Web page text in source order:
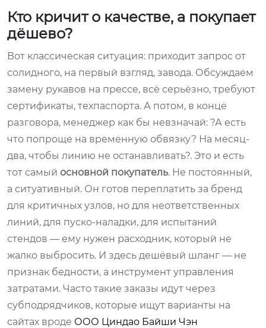
Кто кричит о качестве, а покупает
дёшево?
Вот классическая ситуация: приходит запрос от
солидного, на первый взгляд, завода. Обсуждаем
замену рукавов на прессе, всё серьёзно, требуют
сертификаты, техпаспорта. А потом, в конце
разговора, менеджер как бы невзначай: ?А есть
что попроще на временную обвязку? На месяц-
два, чтобы линию не останавливать?. Это и есть
тот самый основной покупатель. Не постоянный,
а ситуативный. Он готов переплатить за бренд
для критичных узлов, но для неответственных
линий, для пуско-наладки, для испытаний
стендов — ему нужен расходник, который не
жалко выбросить. И здесь дешёвый шланг — не
признак бедности, а инструмент управления
затратами. Часто такие заказы идут через
субподрядчиков, которые ищут варианты на
сайтах вроде ООО Циндао Байши Чэн